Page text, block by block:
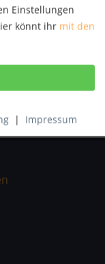
Einstellungen
könnt ihr mit den
| Impressum
newest
...mehr
mehr